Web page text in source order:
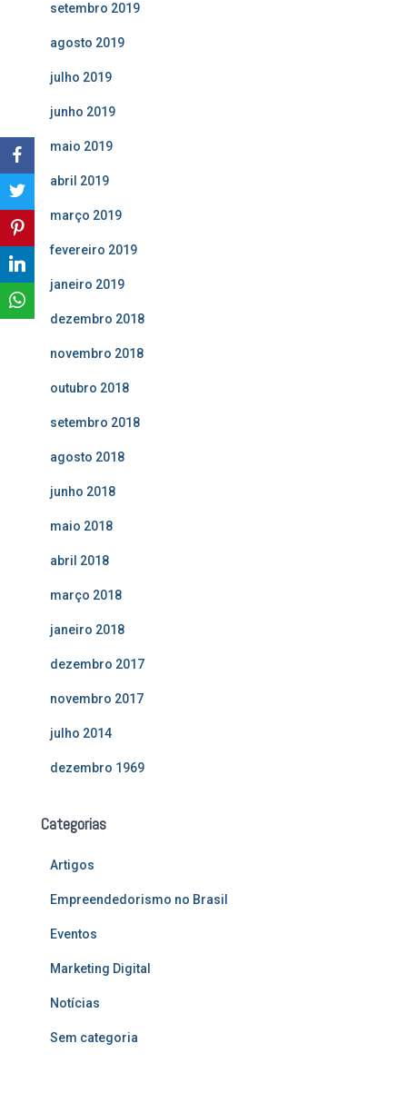
setembro 2019
agosto 2019
julho 2019
junho 2019
maio 2019
abril 2019
março 2019
fevereiro 2019
janeiro 2019
dezembro 2018
novembro 2018
outubro 2018
setembro 2018
agosto 2018
junho 2018
maio 2018
abril 2018
março 2018
janeiro 2018
dezembro 2017
novembro 2017
julho 2014
dezembro 1969
Categorias
Artigos
Empreendedorismo no Brasil
Eventos
Marketing Digital
Notícias
Sem categoria